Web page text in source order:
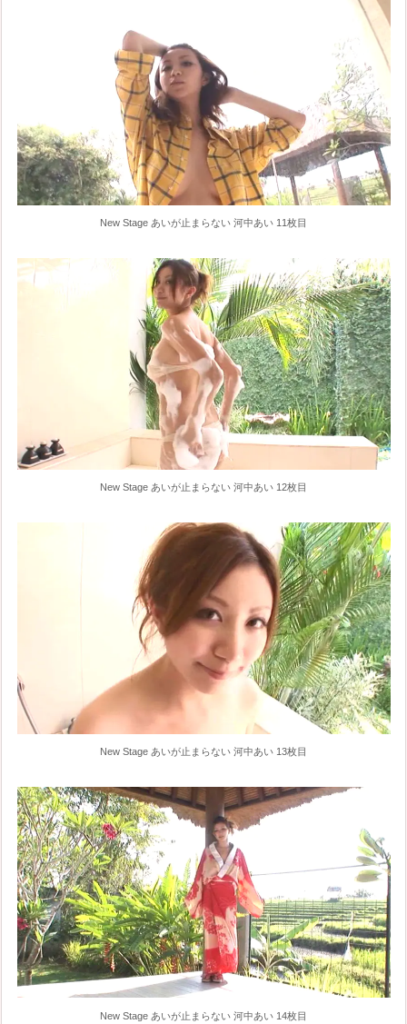
New Stage あいが止まらない 河中あい 11枚目
New Stage あいが止まらない 河中あい 12枚目
New Stage あいが止まらない 河中あい 13枚目
New Stage あいが止まらない 河中あい 14枚目